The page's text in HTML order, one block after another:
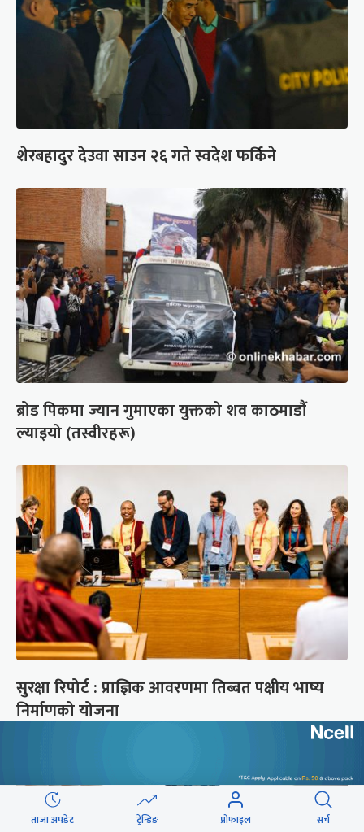
शेरबहादुर देउवा साउन २६ गते स्वदेश फर्किने
ब्रोड पिकमा ज्यान गुमाएका युक्तको शव काठमाडौं
ल्याइयो (तस्वीरहरू)
सुरक्षा रिपोर्ट : प्राज्ञिक आवरणमा तिब्बत पक्षीय भाष्य
निर्माणको योजना
ताजा अपडेट ट्रेन्डिङ प्रोफाइल सर्च